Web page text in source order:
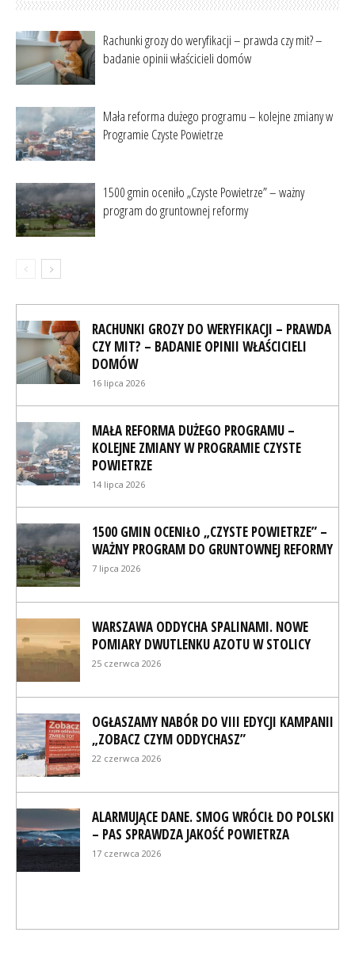
Rachunki grozy do weryfikacji – prawda czy mit? –
badanie opinii właścicieli domów
Mała reforma dużego programu – kolejne zmiany w
Programie Czyste Powietrze
1500 gmin oceniło „Czyste Powietrze” – ważny
program do gruntownej reformy
RACHUNKI GROZY DO WERYFIKACJI – PRAWDA
CZY MIT? – BADANIE OPINII WŁAŚCICIELI
DOMÓW
16 lipca 2026
MAŁA REFORMA DUŻEGO PROGRAMU –
KOLEJNE ZMIANY W PROGRAMIE CZYSTE
POWIETRZE
14 lipca 2026
1500 GMIN OCENIŁO „CZYSTE POWIETRZE” –
WAŻNY PROGRAM DO GRUNTOWNEJ REFORMY
7 lipca 2026
WARSZAWA ODDYCHA SPALINAMI. NOWE
POMIARY DWUTLENKU AZOTU W STOLICY
25 czerwca 2026
OGŁASZAMY NABÓR DO VIII EDYCJI KAMPANII
„ZOBACZ CZYM ODDYCHASZ”
22 czerwca 2026
ALARMUJĄCE DANE. SMOG WRÓCIŁ DO POLSKI
– PAS SPRAWDZA JAKOŚĆ POWIETRZA
17 czerwca 2026